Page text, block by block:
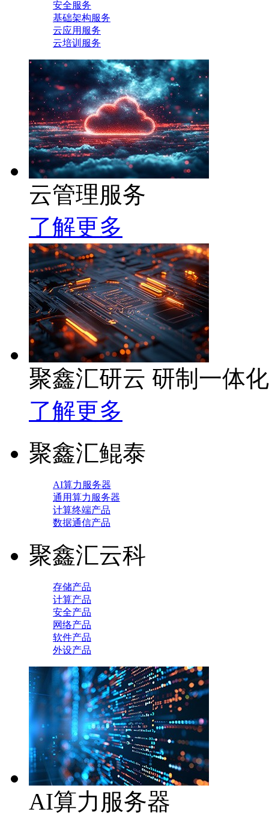
安全服务
基础架构服务
云应用服务
云培训服务
云管理服务
了解更多
聚鑫汇研云 研制一体
了解更多
聚鑫汇鲲泰
AI算力服务器
通用算力服务器
计算终端产品
数据通信产品
聚鑫汇云科
存储产品
计算产品
安全产品
网络产品
软件产品
外设产品
AI算力服务器